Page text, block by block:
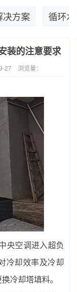
决方案 循环
装的注意要求
27 浏览量：
空调进入超负
冷却效率及冷却
冷却塔填料。